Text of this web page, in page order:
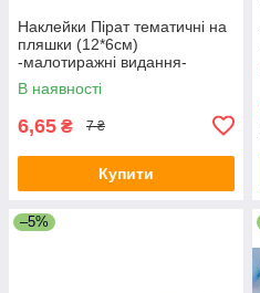
Наклейки Пірат тематичні на
пляшки (12*6см)
-малотиражні видання-
В наявності
6,65 ₴ 7 ₴
Купити
–5%